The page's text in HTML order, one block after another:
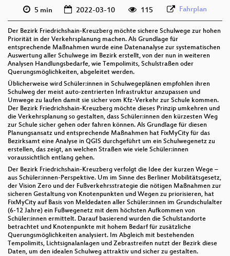
5 min 2022-03-10 115 Fahrplan
Der Bezirk Friedrichshain-Kreuzberg möchte sichere Schulwege zur hohen
Priorität in der Verkehrsplanung machen. Als Grundlage für
entsprechende Maßnahmen wurde eine Datenanalyse zur systematischen
Auswertung aller Schulwege im Bezirk erstellt, von der nun in weiteren
Analysen Handlungsbedarfe, wie Tempolimits, Schulstraßen oder
Querungsmöglichkeiten, abgeleitet werden.
Üblicherweise wird Schüler:innen in Schulwegeplänen empfohlen ihren
Schulweg der meist auto-zentrierten Infrastruktur anzupassen und
Umwege zu laufen damit sie sicher vom Kfz-Verkehr zur Schule kommen.
Der Bezirk Friedrichshain-Kreuzberg möchte dieses Prinzip umkehren und
die Verkehrsplanung so gestalten, dass Schüler:innen den kürzesten Weg
zur Schule sicher gehen oder fahren können. Als Grundlage für diesen
Planungsansatz und entsprechende Maßnahmen hat FixMyCity für das
Bezirksamt eine Analyse in QGIS durchgeführt um ein Schulwegenetz zu
erstellen, das zeigt, an welchen Straßen wie viele Schüler:innen
voraussichtlich entlang gehen.
Der Bezirk Friedrichshain-Kreuzberg verfolgt die Idee der kurzen Wege –
aus Schüler:innen-Perspektive. Um im Sinne des Berliner Mobilitätsgesetz,
der Vision Zero und der Fußverkehrsstrategie die nötigen Maßnahmen zur
sicheren Gestaltung von Knotenpunkten und Wegen zu priorisieren, hat
FixMyCity auf Basis von Meldedaten aller Schüler:innen im Grundschulalter
(6-12 Jahre) ein Fußwegenetz mit dem höchsten Aufkommen von
Schüler:innen ermittelt. Darauf basierend wurden die Schulstandorte
betrachtet und Knotenpunkte mit hohem Bedarf für zusätzliche
Querungsmöglichkeiten analysiert. Im Abgleich mit bestehenden
Tempolimits, Lichtsignalanlagen und Zebrastreifen nutzt der Bezirk diese
Daten, um den idealen Schulweg attraktiv und sicher zu gestalten.